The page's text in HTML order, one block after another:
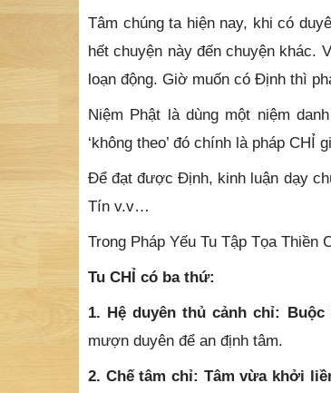
Tâm chúng ta hiện nay, khi có
hết chuyện này đến chuyện khác.
loạn động. Giờ muốn có Định thì
Niệm Phật là dùng một niệm
‘không theo’ đó chính là pháp CHỈ
Để đạt được Định, kinh luận dạy
Tín v.v…
Trong Pháp Yếu Tu Tập Tọa Thiền
Tu CHỈ có ba thứ:
1. Hệ duyên thủ cảnh chỉ:
mượn duyên để an định tâm.
2. Chế tâm chỉ: Tâm vừa khởi